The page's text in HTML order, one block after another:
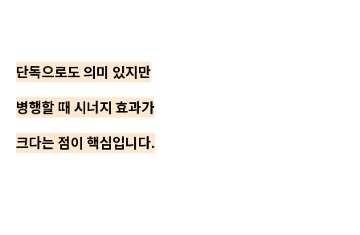
단독으로도 의미 있지만
병행할 때 시너지 효과가
크다는 점이 핵심입니다.